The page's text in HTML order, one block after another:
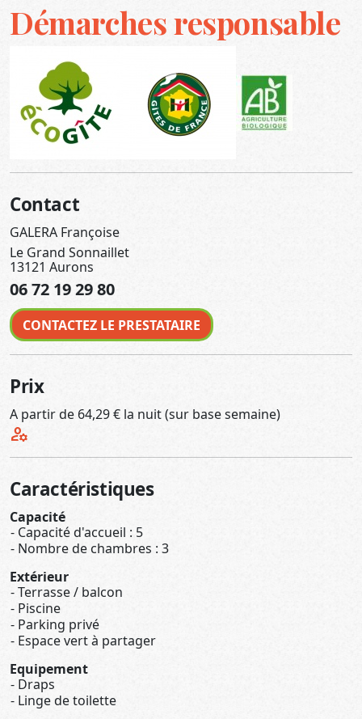
Démarches responsable
Contact
GALERA Françoise
Le Grand Sonnaillet
13121 Aurons
06 72 19 29 80
CONTACTEZ LE PRESTATAIRE
Prix
A partir de 64,29 € la nuit (sur base semaine)
manage_accounts
Caractéristiques
Capacité
Capacité d'accueil : 5
Nombre de chambres : 3
Extérieur
Terrasse / balcon
Piscine
Parking privé
Espace vert à partager
Equipement
Draps
Linge de toilette